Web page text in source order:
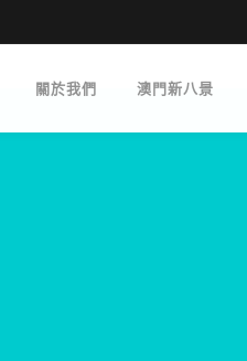
關於我們 澳門新八景